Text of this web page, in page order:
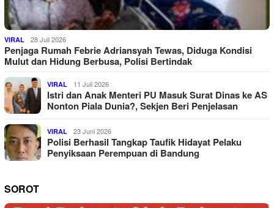
VIRAL 28 Juli 2026
Penjaga Rumah Febrie Adriansyah Tewas, Diduga Kondisi
Mulut dan Hidung Berbusa, Polisi Bertindak
VIRAL 11 Juli 2026
Istri dan Anak Menteri PU Masuk Surat Dinas ke AS
Nonton Piala Dunia?, Sekjen Beri Penjelasan
VIRAL 23 Juni 2026
Polisi Berhasil Tangkap Taufik Hidayat Pelaku
Penyiksaan Perempuan di Bandung
SOROT